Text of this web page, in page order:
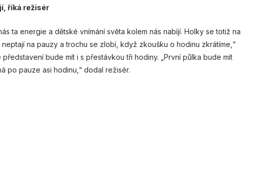
říká režisér
ta energie a dětské vnímání světa kolem nás nabíjí. Holky se totiž na
na pauzy a trochu se zlobí, když zkoušku o hodinu zkrátíme,“
představení bude mít i s přestávkou tři hodiny. „První půlka bude mít
po pauze asi hodinu,“ dodal režisér.